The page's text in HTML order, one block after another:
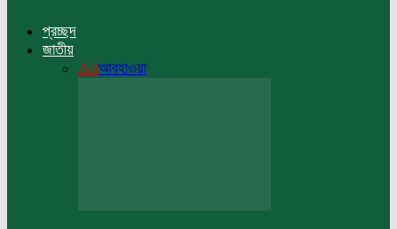
প্রচ্ছদ
জাতীয়
Allআবহাওয়া